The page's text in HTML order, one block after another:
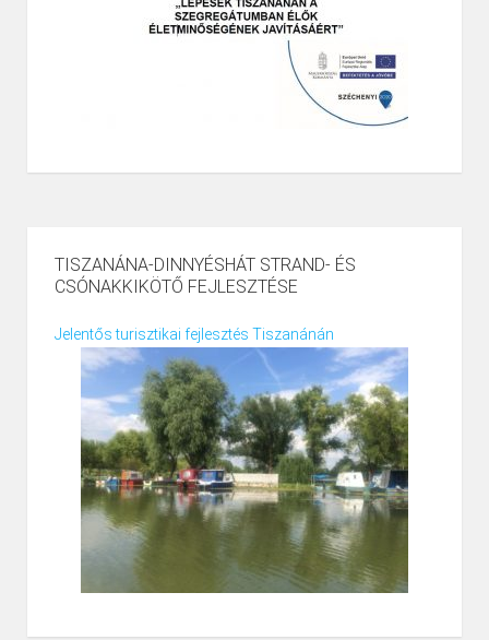
TISZANÁNA-DINNYÉSHÁT STRAND- ÉS
CSÓNAKKIKÖTŐ FEJLESZTÉSE
Jelentős turisztikai fejlesztés Tiszanánán